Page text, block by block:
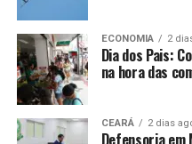
ECONOMIA 2
Dia dos Pais:
na hora das
CEARÁ 2 dias